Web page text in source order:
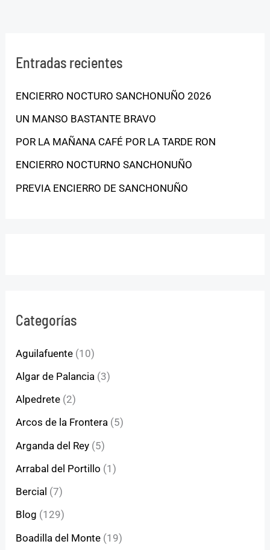
Entradas recientes
ENCIERRO NOCTURO SANCHONUÑO 2026
UN MANSO BASTANTE BRAVO
POR LA MAÑANA CAFÉ POR LA TARDE RON
ENCIERRO NOCTURNO SANCHONUÑO
PREVIA ENCIERRO DE SANCHONUÑO
Categorías
Aguilafuente (10)
Algar de Palancia (3)
Alpedrete (2)
Arcos de la Frontera (5)
Arganda del Rey (5)
Arrabal del Portillo (1)
Bercial (7)
Blog (129)
Boadilla del Monte (19)